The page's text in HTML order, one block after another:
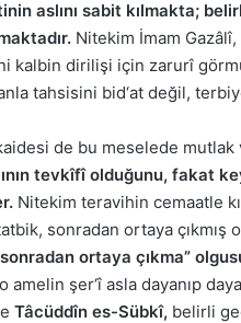
aslını sabit kılmakta;
Nitekim İmam
kalbin dirilişi için zarurî
tahsisini bid‘at değil,
de bu meselede mutlak
tevkîfî olduğunu, fakat
Nitekim teravihin cemaatle
sonradan ortaya çıkmış
ortaya çıkma”
şer‘î asla dayanıp
Tâcüddîn es-Sübkî, belirli